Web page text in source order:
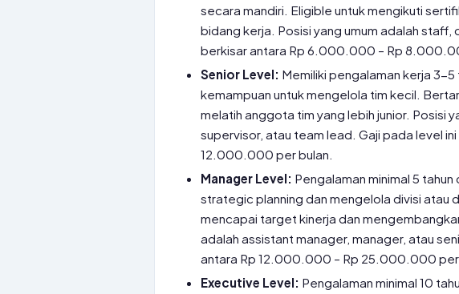
secara mandiri. Eligible untuk mengikuti
bidang kerja. Posisi yang umum adalah
berkisar antara Rp 6.000.000 – Rp
Senior Level: Memiliki pengalaman kerja 3-5
kemampuan untuk mengelola tim kecil.
melatih anggota tim yang lebih junior. Posisi
supervisor, atau team lead. Gaji pada level
12.000.000 per bulan.
Manager Level: Pengalaman minimal 5
strategic planning dan mengelola divisi
mencapai target kinerja dan
adalah assistant manager, manager, atau
antara Rp 12.000.000 – Rp 25.000.000 per
Executive Level: Pengalaman minimal 10